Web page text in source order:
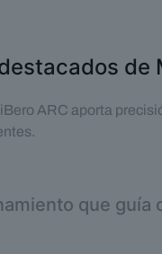
de
ARC aporta
que guía